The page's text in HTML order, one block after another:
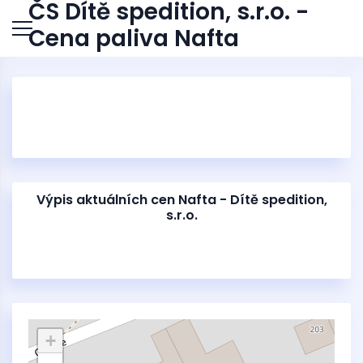
ČS Dítě spedition, s.r.o. -
Cena paliva Nafta
Výpis aktuálních cen Nafta - Dítě spedition,
s.r.o.
+